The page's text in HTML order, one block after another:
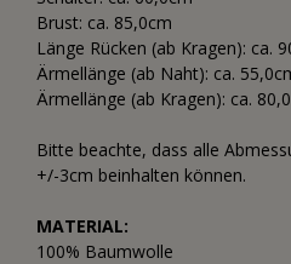
Brust: ca. 85,0cm
Länge Rücken (ab Kragen): ca.
Ärmellänge (ab Naht): ca.
Ärmellänge (ab Kragen): ca.
Bitte beachte, dass alle
+/-3cm beinhalten können.
MATERIAL:
100% Baumwolle